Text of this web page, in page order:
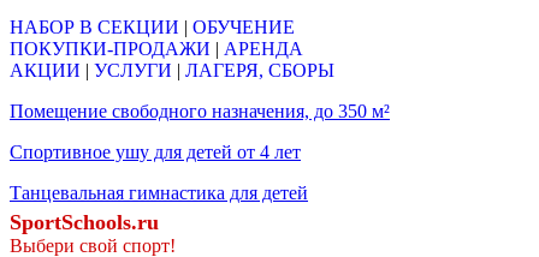
НАБОР В СЕКЦИИ | ОБУЧЕНИЕ
ПОКУПКИ-ПРОДАЖИ | АРЕНДА
АКЦИИ | УСЛУГИ | ЛАГЕРЯ, СБОРЫ
Помещение свободного назначения, до 350 м²
Спортивное ушу для детей от 4 лет
Танцевальная гимнастика для детей
SportSchools.ru
Выбери свой спорт!